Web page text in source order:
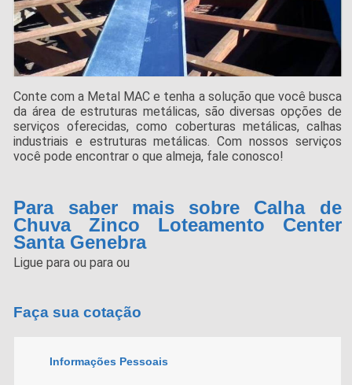
Conte com a Metal MAC e tenha a solução que você busca
da área de estruturas metálicas, são diversas opções de
serviços oferecidas, como coberturas metálicas, calhas
industriais e estruturas metálicas. Com nossos serviços
você pode encontrar o que almeja, fale conosco!
Para saber mais sobre Calha de
Chuva Zinco Loteamento Center
Santa Genebra
Ligue paraou paraou
Faça sua cotação
Informações Pessoais